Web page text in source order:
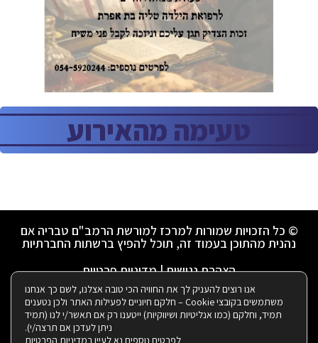
טעימה מהאירוע
© כל הזכויות שמורות למרכז למורשת הרמב"ם טבריה אם
נהנית מהתוכן בעמוד זה, תוכל להפיץ ברשתות החברתיות
הצהרת נגישות|מדיניות פרטיות
ניהול ועיצוב ע"י רבקי שאולזון:
אנו רוצים להעניק לך את החוויה הכי טובה אצלנו, לשם כך אנחנו
משתמשים בקובצי Cookie – חלקם חיוניים לפעילות האתר ולכן נטענים
תמיד, וחלקם (כמו אנליטיות ושיווקיות) ייטענו רק אם תאשר/י לנו (תמיד
ניתן לעדכן אם תרצה/י).
לפרטים נוספים נא לעיין במדיניות הפרטיות